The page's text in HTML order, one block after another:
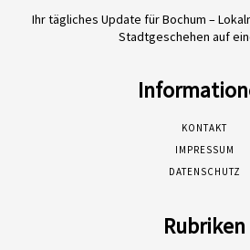
Ihr tägliches Update für Bochum –
Stadtgeschehen auf
KONTAKT
IMPRESSUM
DATENSCHUTZ
Rubriken